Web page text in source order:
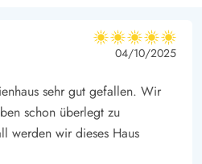
und kleine Wälder
ist so vielfältig und hat
oder um sich ein
Dünen zu suchen und sich den
lassen. Von eurem Ferienhaus
5 von 5
5 von 5
5 out of 5
04/10/2025
sehr gut gefallen. Wir
schon überlegt zu
werden wir dieses Haus